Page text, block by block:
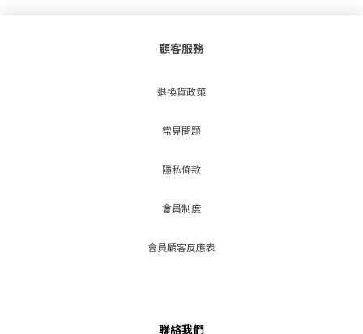
顧客服務
退換貨政策
常見問題
隱私條款
會員制度
會員顧客反應表
聯絡我們